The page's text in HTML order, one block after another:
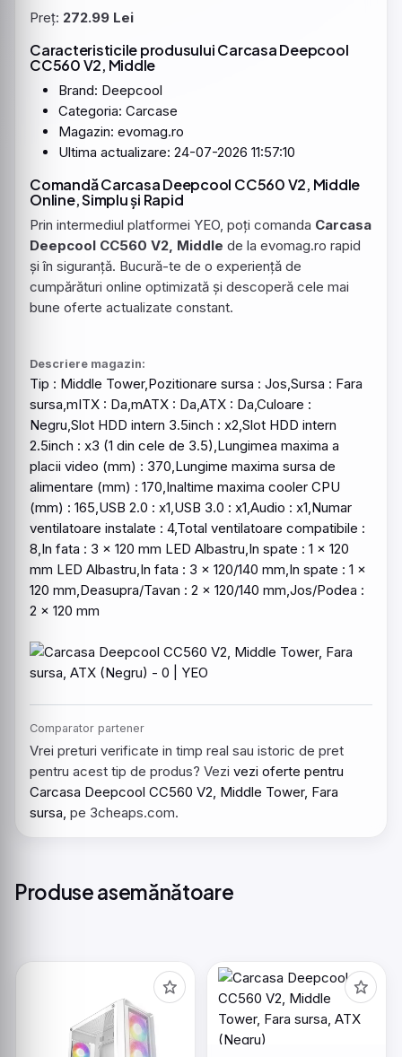
Preț: 272.99 Lei
Caracteristicile produsului Carcasa Deepcool
CC560 V2, Middle
Brand: Deepcool
Categoria: Carcase
Magazin: evomag.ro
Ultima actualizare: 24-07-2026 11:57:10
Comandă Carcasa Deepcool CC560 V2, Middle
Online, Simplu și Rapid
Prin intermediul platformei YEO, poți comanda Carcasa
Deepcool CC560 V2, Middle de la evomag.ro rapid
și în siguranță. Bucură-te de o experiență de
cumpărături online optimizată și descoperă cele mai
bune oferte actualizate constant.
Descriere magazin:
Tip : Middle Tower,Pozitionare sursa : Jos,Sursa : Fara
sursa,mITX : Da,mATX : Da,ATX : Da,Culoare :
Negru,Slot HDD intern 3.5inch : x2,Slot HDD intern
2.5inch : x3 (1 din cele de 3.5),Lungimea maxima a
placii video (mm) : 370,Lungime maxima sursa de
alimentare (mm) : 170,Inaltime maxima cooler CPU
(mm) : 165,USB 2.0 : x1,USB 3.0 : x1,Audio : x1,Numar
ventilatoare instalate : 4,Total ventilatoare compatibile :
8,In fata : 3 x 120 mm LED Albastru,In spate : 1 x 120
mm LED Albastru,In fata : 3 x 120/140 mm,In spate : 1 x
120 mm,Deasupra/Tavan : 2 x 120/140 mm,Jos/Podea :
2 x 120 mm
Comparator partener
Vrei preturi verificate in timp real sau istoric de pret
pentru acest tip de produs? Vezi vezi oferte pentru
Carcasa Deepcool CC560 V2, Middle Tower, Fara
sursa, pe 3cheaps.com.
Produse asemănătoare